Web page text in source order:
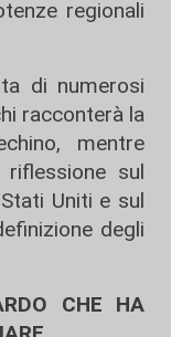
regionali
di numerosi
racconterà la
mentre
riflessione sul
Uniti e sul
degli
CHE HA